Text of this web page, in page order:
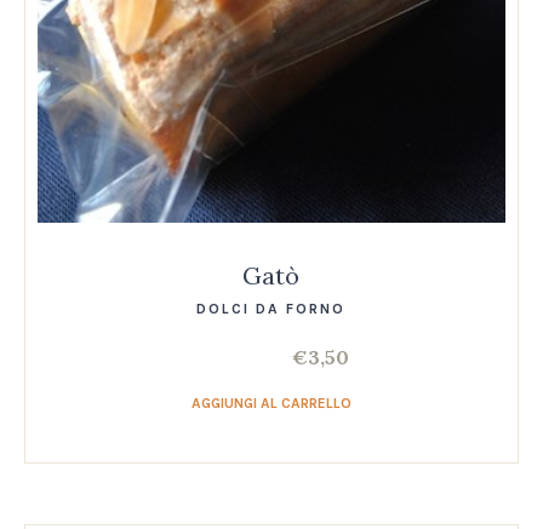
Gatò
DOLCI DA FORNO
€3,50
AGGIUNGI AL CARRELLO